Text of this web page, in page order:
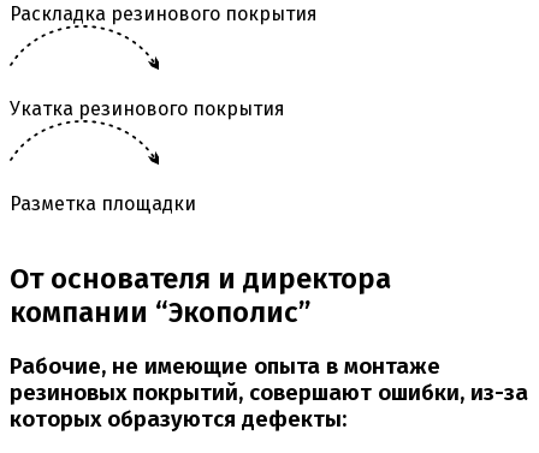
Раскладка резинового покрытия
Укатка резинового покрытия
Разметка площадки
От основателя и директора
компании “Экополис”
Рабочие, не имеющие опыта в монтаже
резиновых покрытий, совершают ошибки, из-за
которых образуются дефекты: